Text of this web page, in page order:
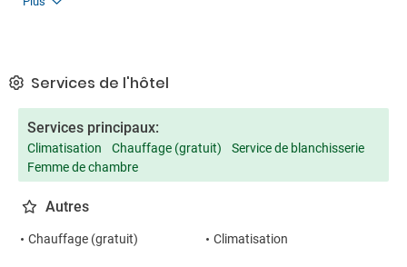
Services de l'hôtel
Services principaux:
Climatisation Chauffage (gratuit)
Service de blanchisserie
Femme de chambre
Autres
Chauffage (gratuit) Climatisation